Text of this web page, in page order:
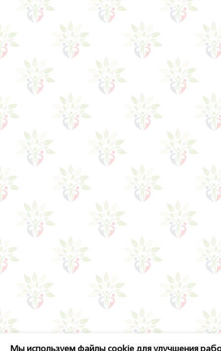
Мы используем файлы cookie для улучшения